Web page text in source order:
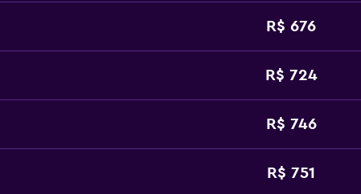
R$ 676
R$ 724
R$ 746
R$ 751